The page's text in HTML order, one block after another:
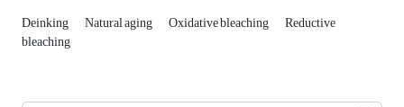
Deinking Natural aging Oxidative bleaching Reductive
bleaching